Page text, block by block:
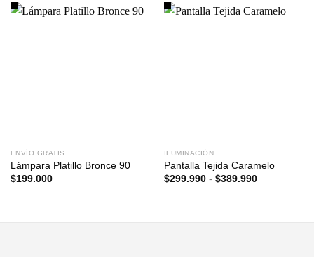
ENVÍO GRATIS
Lámpara Platillo Bronce 90
$199.000
ILUMINACIÓN
Pantalla Tejida Caramelo
$299.990 - $389.990Rango